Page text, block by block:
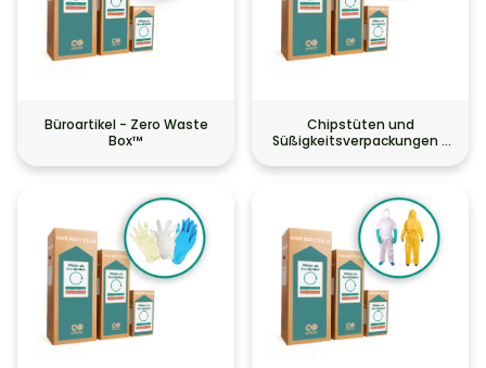
Büroartikel - Zero Waste
Box™
Chipstüten und
Süßigkeitsverpackungen -